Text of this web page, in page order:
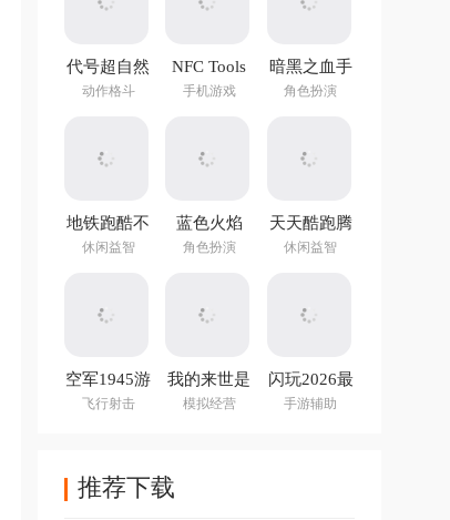
代号超自然
手游官方版
动作格斗
NFC Tools
PRO官方正
手机游戏
暗黑之血手
游
角色扮演
地铁跑酷不
用实名认证
休闲益智
蓝色火焰
(Blue Fire)
角色扮演
天天酷跑腾
讯游戏
休闲益智
空军1945游
戏手机版
飞行射击
我的来世是
个包裹最新
模拟经营
闪玩2026最
新版本
手游辅助
推荐下载